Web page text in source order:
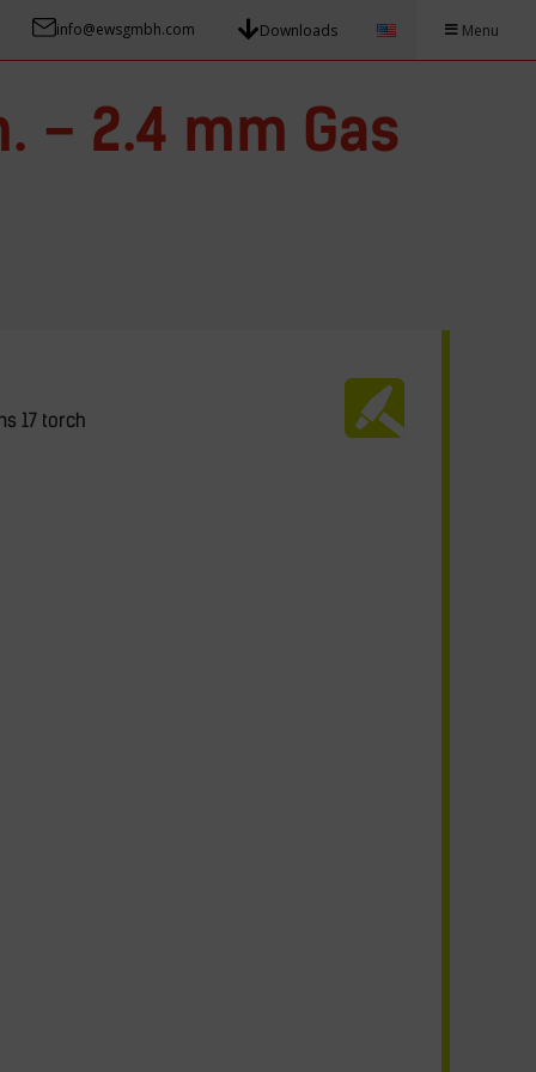
info@ewsgmbh.com Downloads Menu
– 2.4 mm Gas
17 torch